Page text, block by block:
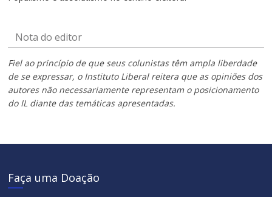
Nota do editor
Fiel ao princípio de que seus colunistas têm ampla liberdade
de se expressar, o Instituto Liberal reitera que as opiniões dos
autores não necessariamente representam o posicionamento
do IL diante das temáticas apresentadas.
Faça uma Doação